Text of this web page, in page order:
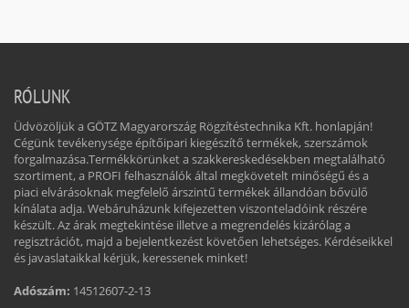
RÓLUNK
Üdvözöljük a GÖTZ Magyarország Rögzítéstechnika Kft. honlapján!
Cégünk tevékenysége építőipari kiegészítő termékek, szerszámok
forgalmazása.Termékkörünket a szakkereskedésekben megtalálható
szortiment, a PROFI felhasználók által megkövetelt minőségű és a
piaci elvárásoknak megfelelő árszintű termékek állandóan bővülő
kínálata adja. Webáruházunk kifejezetten viszonteladóink részére
készült. Az árak megtekintése illetve a megrendelés kizárólag a
regisztrációt, majd a bejelentkezést követően lehetséges. Kérdéseikkel
és javaslataikkal kérjük, keressenek minket!
Adószám: 14512607-2-13